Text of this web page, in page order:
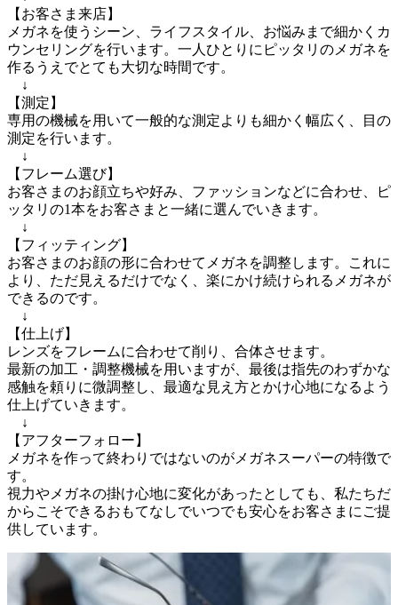
【お客さま来店】
メガネを使うシーン、ライフスタイル、お悩みまで細かくカ
ウンセリングを行います。一人ひとりにピッタリのメガネを
作るうえでとても大切な時間です。
↓
【測定】
専用の機械を用いて一般的な測定よりも細かく幅広く、目の
測定を行います。
↓
【フレーム選び】
お客さまのお顔立ちや好み、ファッションなどに合わせ、ピ
ッタリの1本をお客さまと一緒に選んでいきます。
↓
【フィッティング】
お客さまのお顔の形に合わせてメガネを調整します。これに
より、ただ見えるだけでなく、楽にかけ続けられるメガネが
できるのです。
↓
【仕上げ】
レンズをフレームに合わせて削り、合体させます。
最新の加工・調整機械を用いますが、最後は指先のわずかな
感触を頼りに微調整し、最適な見え方とかけ心地になるよう
仕上げていきます。
↓
【アフターフォロー】
メガネを作って終わりではないのがメガネスーパーの特徴で
す。
視力やメガネの掛け心地に変化があったとしても、私たちだ
からこそできるおもてなしでいつでも安心をお客さまにご提
供しています。